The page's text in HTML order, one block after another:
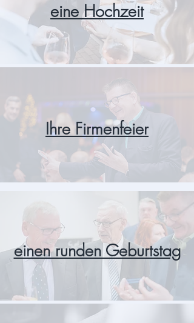
eine Hochzeit
Ihre Firmenfeier
einen runden Geburtstag